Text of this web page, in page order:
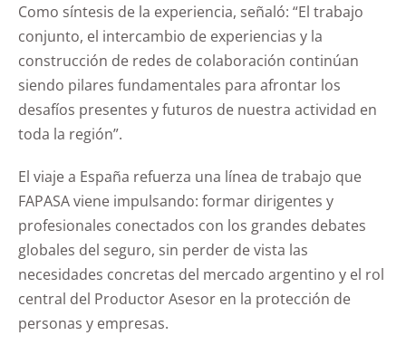
Como síntesis de la experiencia, señaló: “El trabajo
conjunto, el intercambio de experiencias y la
construcción de redes de colaboración continúan
siendo pilares fundamentales para afrontar los
desafíos presentes y futuros de nuestra actividad en
toda la región”.
El viaje a España refuerza una línea de trabajo que
FAPASA viene impulsando: formar dirigentes y
profesionales conectados con los grandes debates
globales del seguro, sin perder de vista las
necesidades concretas del mercado argentino y el rol
central del Productor Asesor en la protección de
personas y empresas.